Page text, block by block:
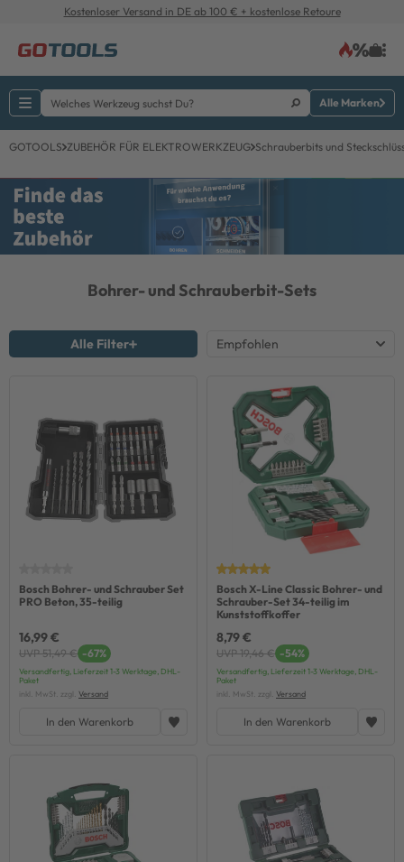
Kostenloser Versand in DE ab 100 € + kostenlose Retoure
Alle Marken
GOTOOLS ZUBEHÖR FÜR ELEKTROWERKZEUG Schrauberbits und
Bohrer- und Schrauberbit-Sets
Alle Filter
Bosch Bohrer- und Schrauber Set
PRO Beton, 35-teilig
16,99 €
UVP 51,49 € -67%
Versandfertig, Lieferzeit 1-3 Werktage, DHL-
Paket
inkl. MwSt. zzgl. Versand
In den Warenkorb
Bosch X-Line Classic Bohrer- und
Schrauber-Set 34-teilig im
Kunststoffkoffer
8,79 €
UVP 19,46 € -54%
Versandfertig, Lieferzeit 1-3 Werktage, DHL-
Paket
inkl. MwSt. zzgl. Versand
In den Warenkorb